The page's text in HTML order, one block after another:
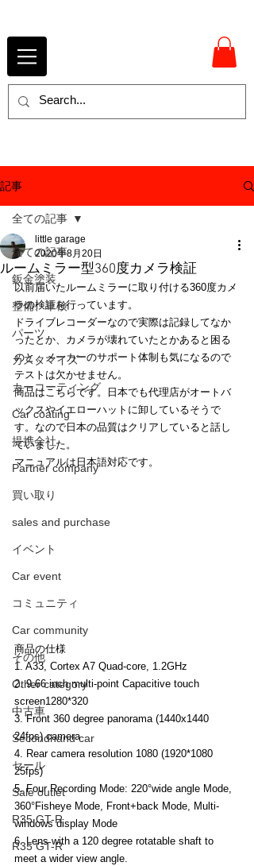
記事
全ての記事
鈑金塗装
整備、車検
パーツ
カスタマイズ
カーコーティング
Car coating
提携会社
Partner company
買い取り
sales and purchase
イベント
Car event
コミュニティ
Car community
その他
Other category
中古車
Secondhand car
セール
Sale outlet
R35 GT-R
R35 GT-R
全ての記事
ルームミラー型360度カメラ検証
little garage
2020年8月20日
以前届いたルームミラーに取り付ける360度カメ
ラの検証を行っています。
ドライブレコーダーなので実際は記録してなか
ったとか、カメラが壊れていたとかあると困る
のと、メーカーのサポート体制も気になるので
テストは欠かせません。
商品はこちらです。日本でも代理店がオートバ
ックスやイエローハットに卸しているそうで
す。なので日本の品質はクリアしていると話し
ていました。
マニュアルは日本語対応です。
商品の仕様
1. A33, Cortex A7 Quad-core, 1.2GHz
2. 9.66 inch multi-point Capacitive touch
screen1280*320
3. Front 360 degree panorama (1440x1440
24fps) camera
4. Rear camera resolution 1080 (1920*1080
25fps)
5. Four Recording Mode: 220°wide angle Mode,
360°Fisheye Mode, Front+back Mode, Multi-
windows display Mode
6. Lens with a 120 degree rotatable shaft to
meet a wider view angle.